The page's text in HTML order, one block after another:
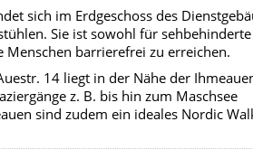
sich im Erdgeschoss des
Sie ist sowohl für
Menschen barrierefrei zu erreichen.
14 liegt in der Nähe der
z. B. bis hin zum Maschsee
sind zudem ein ideales Nordic